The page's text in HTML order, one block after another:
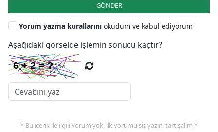
GÖNDER
Yorum yazma kurallarını okudum ve kabul ediyorum
Aşağıdaki görselde işlemin sonucu kaçtır?
* Bu içerik ile ilgili yorum yok, ilk yorumu siz yazın, tartışalım *